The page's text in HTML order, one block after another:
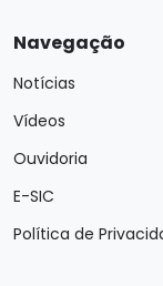
Navegação
Notícias
Vídeos
Ouvidoria
E-SIC
Política de